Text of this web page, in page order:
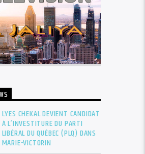
LYES CHEKAL DEVIENT CANDIDAT
À L’INVESTITURE DU PARTI
LIBÉRAL DU QUÉBEC (PLQ) DANS
MARIE-VICTORIN